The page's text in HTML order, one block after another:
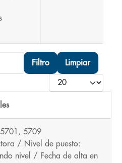
Filtro Limpiar
Cantidad
5709
/ Nivel de puesto:
nivel / Fecha de alta en